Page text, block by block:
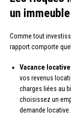
un
Comme tout
rapport comporte
Vacance locative
vos revenus
charges liées au
choisissez un
demande locative.